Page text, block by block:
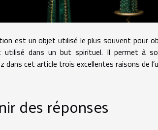
est un objet utilisé le plus souvent pour
utilisé dans un but spirituel. Il permet à
dans cet article trois excellentes raisons de
des réponses